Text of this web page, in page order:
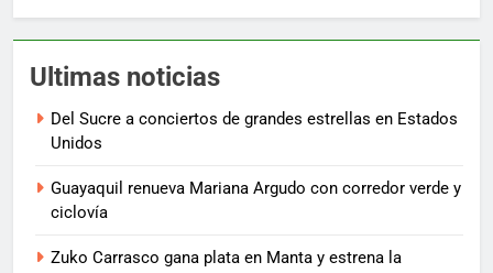
Ultimas noticias
Del Sucre a conciertos de grandes estrellas en Estados
Unidos
Guayaquil renueva Mariana Argudo con corredor verde y
ciclovía
Zuko Carrasco gana plata en Manta y estrena la